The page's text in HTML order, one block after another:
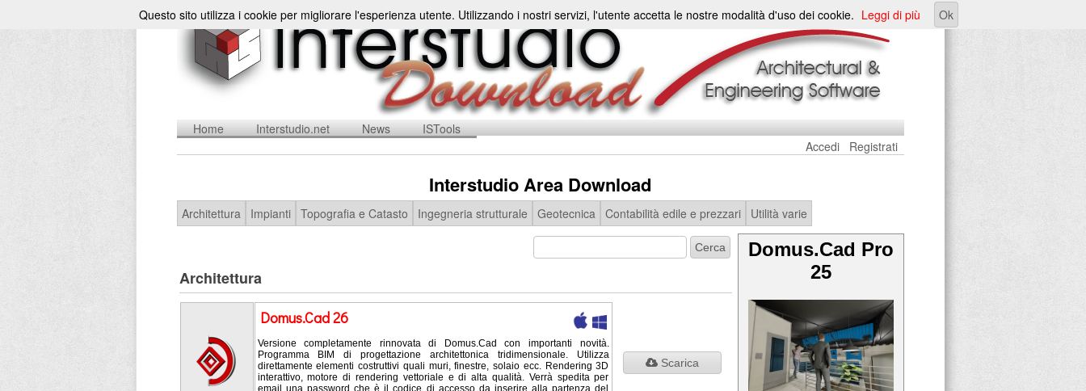
Home Interstudio.net News
ISTools
Accedi
Registrati
Interstudio Area Download
Architettura Impianti Topografia e Catasto Ingegneria strutturale Geotecnica Contabilità edile e prezzari Utilità varie
Architettura
Domus.Cad 26
Versione completamente rinnovata di Domus.Cad con importanti novità.
Programma BIM di progettazione architettonica tridimensionale. Utilizza
direttamente elementi costruttivi quali muri, finestre, solaio ecc. Rendering 3D
interattivo, motore di rendering vettoriale e di alta qualità. Verrà spedita per
email una password che è il codice di accesso da inserire alla partenza del
Scarica
Questo sito utilizza i cookie per migliorare l'esperienza utente. Utilizzando i nostri servizi, l'utente accetta le nostre modalità d'uso dei cookie. Leggi di più Ok